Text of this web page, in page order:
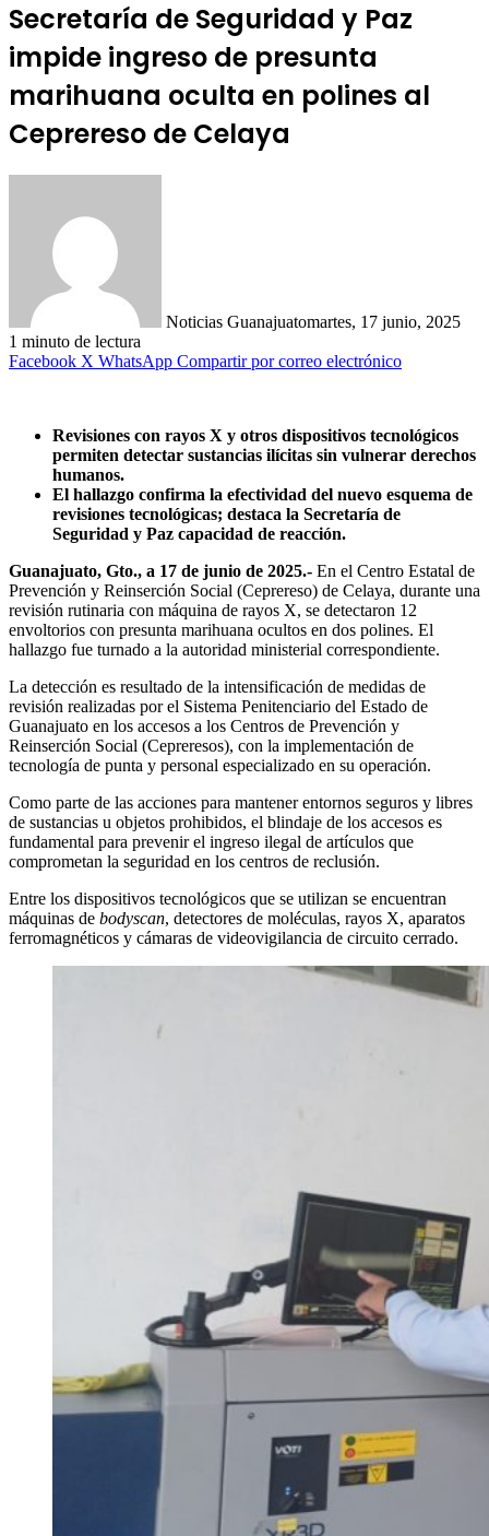
Secretaría de Seguridad y Paz
impide ingreso de presunta
marihuana oculta en polines al
Ceprereso de Celaya
Noticias Guanajuatomartes, 17 junio, 2025
1 minuto de lectura
Facebook X WhatsApp Compartir por correo electrónico
Revisiones con rayos X y otros dispositivos tecnológicos
permiten detectar sustancias ilícitas sin vulnerar derechos
humanos.
El hallazgo confirma la efectividad del nuevo esquema de
revisiones tecnológicas; destaca la Secretaría de
Seguridad y Paz capacidad de reacción.
Guanajuato, Gto., a 17 de junio de 2025.- En el Centro Estatal de
Prevención y Reinserción Social (Ceprereso) de Celaya, durante una
revisión rutinaria con máquina de rayos X, se detectaron 12
envoltorios con presunta marihuana ocultos en dos polines. El
hallazgo fue turnado a la autoridad ministerial correspondiente.
La detección es resultado de la intensificación de medidas de
revisión realizadas por el Sistema Penitenciario del Estado de
Guanajuato en los accesos a los Centros de Prevención y
Reinserción Social (Cepreresos), con la implementación de
tecnología de punta y personal especializado en su operación.
Como parte de las acciones para mantener entornos seguros y libres
de sustancias u objetos prohibidos, el blindaje de los accesos es
fundamental para prevenir el ingreso ilegal de artículos que
comprometan la seguridad en los centros de reclusión.
Entre los dispositivos tecnológicos que se utilizan se encuentran
máquinas de bodyscan, detectores de moléculas, rayos X, aparatos
ferromagnéticos y cámaras de videovigilancia de circuito cerrado.